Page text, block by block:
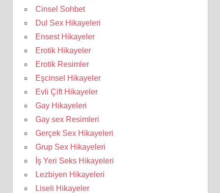
Cinsel Sohbet
Dul Sex Hikayeleri
Ensest Hikayeler
Erotik Hikayeler
Erotik Resimler
Eşcinsel Hikayeler
Evli Çift Hikayeler
Gay Hikayeleri
Gay sex Resimleri
Gerçek Sex Hikayeleri
Grup Sex Hikayeleri
İş Yeri Seks Hikayeleri
Lezbiyen Hikayeleri
Liseli Hikayeler